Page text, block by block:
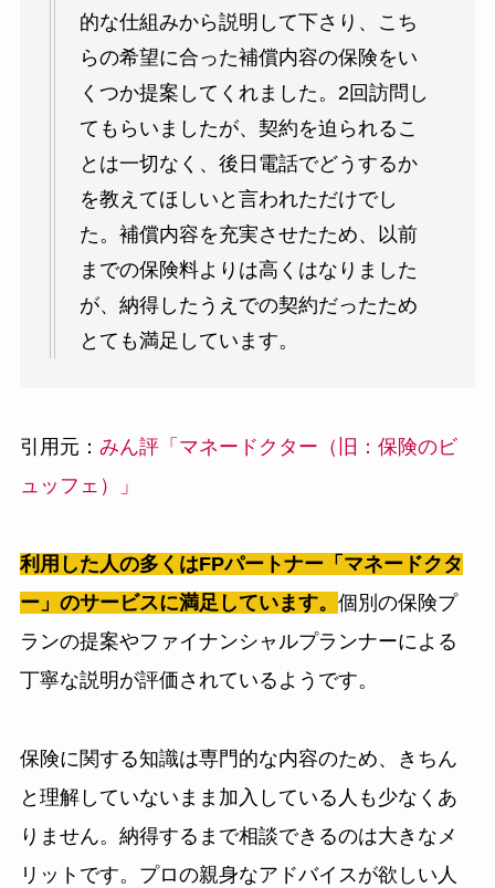
的な仕組みから説明して下さり、こち
らの希望に合った補償内容の保険をい
くつか提案してくれました。2回訪問し
てもらいましたが、契約を迫られるこ
とは一切なく、後日電話でどうするか
を教えてほしいと言われただけでし
た。補償内容を充実させたため、以前
までの保険料よりは高くはなりました
が、納得したうえでの契約だったため
とても満足しています。
引用元： みん評「マネードクター（旧：保険のビ
ュッフェ）」
利用した人の多くはFPパートナー「マネードクタ
ー」のサービスに満足しています。 個別の保険プ
ランの提案やファイナンシャルプランナーによる
丁寧な説明が評価されているようです。
保険に関する知識は専門的な内容のため、きちん
と理解していないまま加入している人も少なくあ
りません。納得するまで相談できるのは大きなメ
リットです。プロの親身なアドバイスが欲しい人